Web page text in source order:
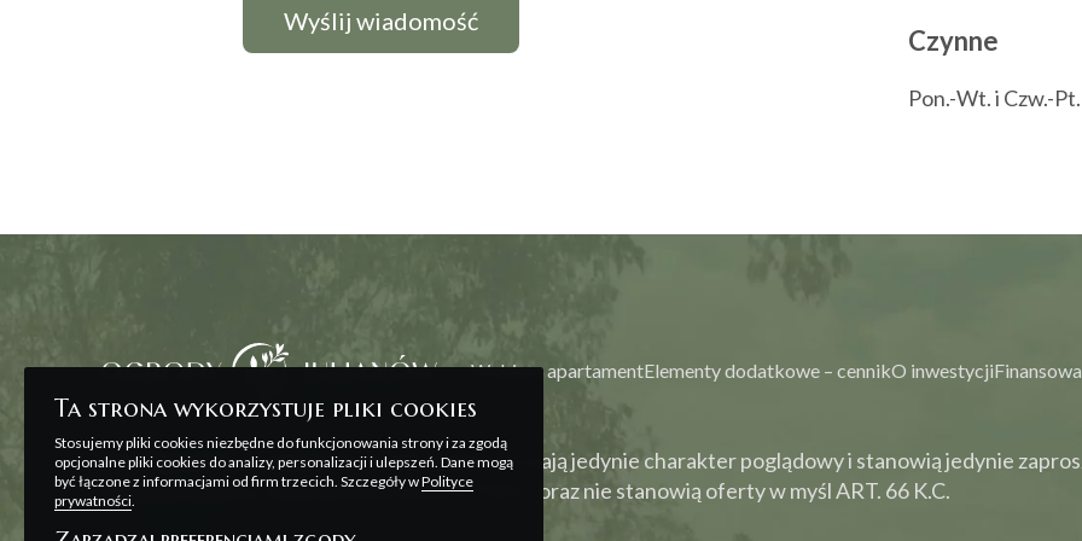
Czynne
Pon.-Wt. i Czw.-
Wybierz apartamentElementy dodatkowe – cennikO inwestycji
Wszelkie prezentowane na stronie materiały mają jedynie charakter poglądowy i stanowią jedynie
zawarcia umowy, o której mowa w ART. 71 K.C. oraz nie stanowią oferty w myśl ART. 66 K.C.
Ta strona wykorzystuje pliki cookies
Stosujemy pliki cookies niezbędne do funkcjonowania strony i za zgodą
opcjonalne pliki cookies do analizy, personalizacji i ulepszeń. Dane mogą
być łączone z informacjami od firm trzecich. Szczegóły wPolityce
prywatności.